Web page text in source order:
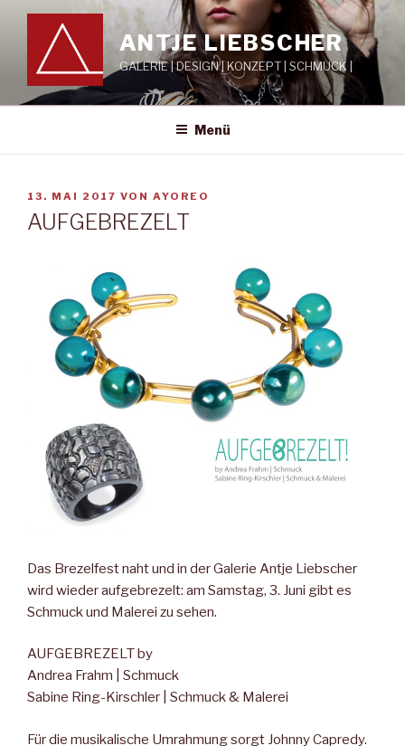
ANTJE LIEBSCHER
GALERIE | DESIGN | KONZEPT | SCHMUCK |
Menü
13. MAI 2017 VON AYOREO
AUFGEBREZELT
Das Brezelfest naht und in der Galerie Antje Liebscher
wird wieder aufgebrezelt: am Samstag, 3. Juni gibt es
Schmuck und Malerei zu sehen.
AUFGEBREZELT by
Andrea Frahm | Schmuck
Sabine Ring-Kirschler | Schmuck & Malerei
Für die musikalische Umrahmung sorgt Johnny Capredy.